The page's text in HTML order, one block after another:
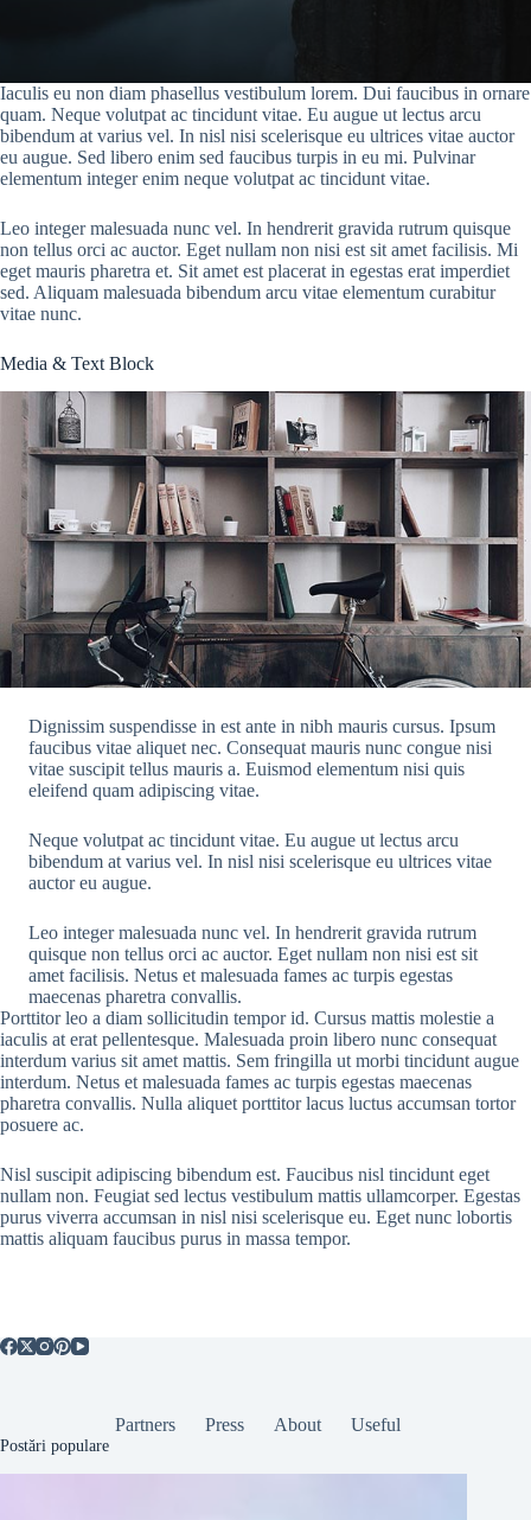
Iaculis eu non diam phasellus vestibulum lorem. Dui faucibus in ornare
quam. Neque volutpat ac tincidunt vitae. Eu augue ut lectus arcu
bibendum at varius vel. In nisl nisi scelerisque eu ultrices vitae auctor
eu augue. Sed libero enim sed faucibus turpis in eu mi. Pulvinar
elementum integer enim neque volutpat ac tincidunt vitae.
Leo integer malesuada nunc vel. In hendrerit gravida rutrum quisque
non tellus orci ac auctor. Eget nullam non nisi est sit amet facilisis. Mi
eget mauris pharetra et. Sit amet est placerat in egestas erat imperdiet
sed. Aliquam malesuada bibendum arcu vitae elementum curabitur
vitae nunc.
Media & Text Block
Dignissim suspendisse in est ante in nibh mauris cursus. Ipsum
faucibus vitae aliquet nec. Consequat mauris nunc congue nisi
vitae suscipit tellus mauris a. Euismod elementum nisi quis
eleifend quam adipiscing vitae.
Neque volutpat ac tincidunt vitae. Eu augue ut lectus arcu
bibendum at varius vel. In nisl nisi scelerisque eu ultrices vitae
auctor eu augue.
Leo integer malesuada nunc vel. In hendrerit gravida rutrum
quisque non tellus orci ac auctor. Eget nullam non nisi est sit
amet facilisis. Netus et malesuada fames ac turpis egestas
maecenas pharetra convallis.
Porttitor leo a diam sollicitudin tempor id. Cursus mattis molestie a
iaculis at erat pellentesque. Malesuada proin libero nunc consequat
interdum varius sit amet mattis. Sem fringilla ut morbi tincidunt augue
interdum. Netus et malesuada fames ac turpis egestas maecenas
pharetra convallis. Nulla aliquet porttitor lacus luctus accumsan tortor
posuere ac.
Nisl suscipit adipiscing bibendum est. Faucibus nisl tincidunt eget
nullam non. Feugiat sed lectus vestibulum mattis ullamcorper. Egestas
purus viverra accumsan in nisl nisi scelerisque eu. Eget nunc lobortis
mattis aliquam faucibus purus in massa tempor.
Partners Press About Useful
Postări populare